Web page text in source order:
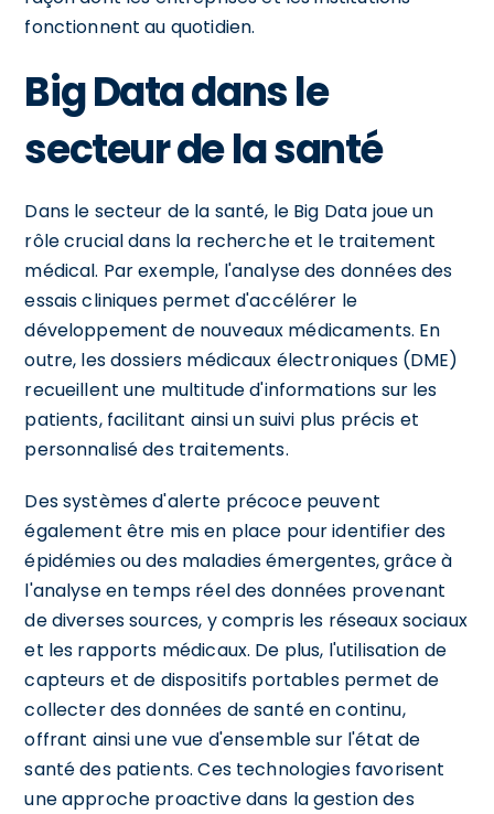
fonctionnent au quotidien.
Big Data dans le
secteur de la santé
Dans le secteur de la santé, le Big Data joue un
rôle crucial dans la recherche et le traitement
médical. Par exemple, l'analyse des données des
essais cliniques permet d'accélérer le
développement de nouveaux médicaments. En
outre, les dossiers médicaux électroniques (DME)
recueillent une multitude d'informations sur les
patients, facilitant ainsi un suivi plus précis et
personnalisé des traitements.
Des systèmes d'alerte précoce peuvent
également être mis en place pour identifier des
épidémies ou des maladies émergentes, grâce à
l'analyse en temps réel des données provenant
de diverses sources, y compris les réseaux sociaux
et les rapports médicaux. De plus, l'utilisation de
capteurs et de dispositifs portables permet de
collecter des données de santé en continu,
offrant ainsi une vue d'ensemble sur l'état de
santé des patients. Ces technologies favorisent
une approche proactive dans la gestion des